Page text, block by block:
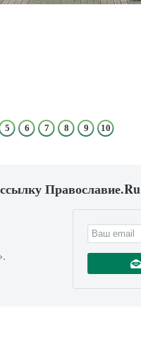
5 6 7 8 9 10
Православие.Ru